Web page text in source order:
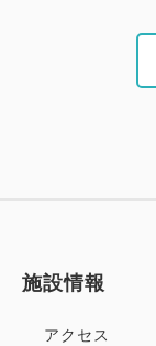
一人様一泊に
☆すべてのプラ
返金や振替は
☆各お部屋タ
施設情報
アクセス